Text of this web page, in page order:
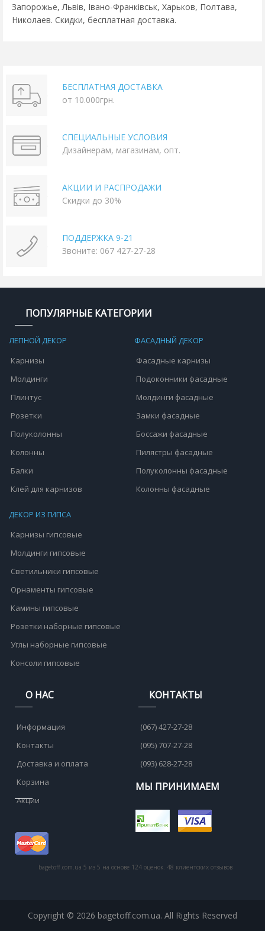
Запорожье, Львів, Івано-Франківськ, Харьков, Полтава,
Николаев. Скидки, бесплатная доставка.
БЕСПЛАТНАЯ ДОСТАВКА
от 10.000грн.
СПЕЦИАЛЬНЫЕ УСЛОВИЯ
Дизайнерам, магазинам, опт.
АКЦИИ И РАСПРОДАЖИ
Скидки до 30%
ПОДДЕРЖКА 9-21
Звоните: 067 427-27-28
ПОПУЛЯРНЫЕ КАТЕГОРИИ
ЛЕПНОЙ ДЕКОР
Карнизы
Молдинги
Плинтус
Розетки
Полуколонны
Колонны
Балки
Клей для карнизов
ФАСАДНЫЙ ДЕКОР
Фасадные карнизы
Подоконники фасадные
Молдинги фасадные
Замки фасадные
Боссажи фасадные
Пилястры фасадные
Полуколонны фасадные
Колонны фасадные
ДЕКОР ИЗ ГИПСА
Карнизы гипсовые
Молдинги гипсовые
Светильники гипсовые
Орнаменты гипсовые
Камины гипсовые
Розетки наборные гипсовые
Углы наборные гипсовые
Консоли гипсовые
О НАС
Информация
Контакты
Доставка и оплата
Корзина
Акции
КОНТАКТЫ
(067) 427-27-28
(095) 707-27-28
(093) 628-27-28
МЫ ПРИНИМАЕМ
bagetoff.com.ua 5 из 5 на основе 124 оценок. 48 клиентских отзывов
Copyright © 2026 bagetoff.com.ua. All Rights Reserved